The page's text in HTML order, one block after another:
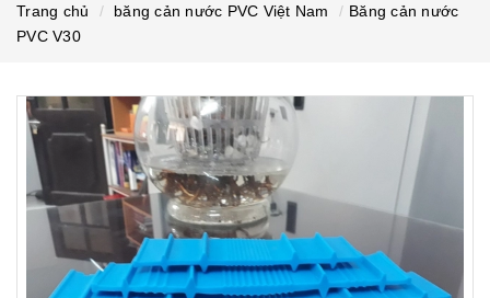
Trang chủ băng cản nước PVC Việt Nam
Băng cản nước
PVC V30